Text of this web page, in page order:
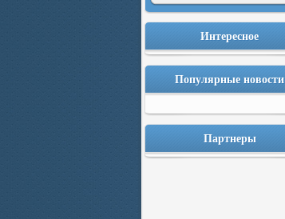
Интересное
Популярные новости
Партнеры